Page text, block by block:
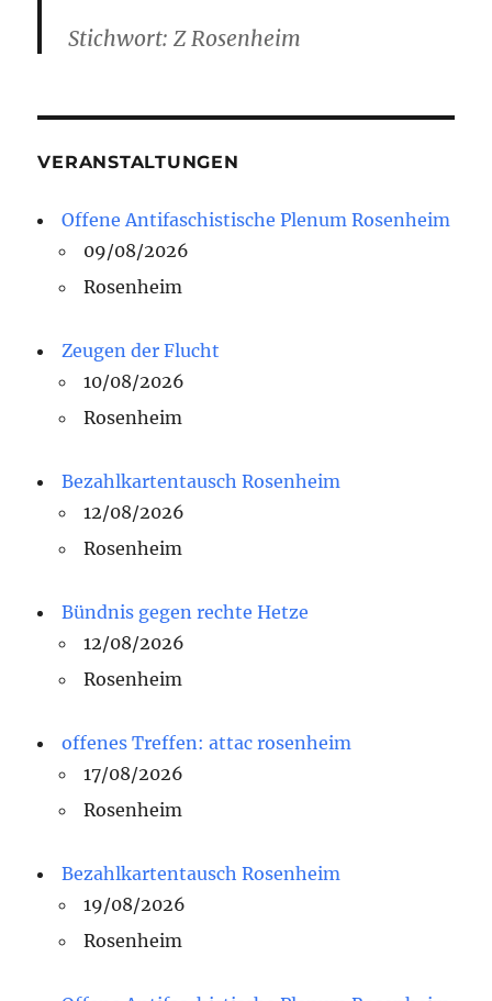
Stichwort: Z Rosenheim
VERANSTALTUNGEN
Offene Antifaschistische Plenum Rosenheim
09/08/2026
Rosenheim
Zeugen der Flucht
10/08/2026
Rosenheim
Bezahlkartentausch Rosenheim
12/08/2026
Rosenheim
Bündnis gegen rechte Hetze
12/08/2026
Rosenheim
offenes Treffen: attac rosenheim
17/08/2026
Rosenheim
Bezahlkartentausch Rosenheim
19/08/2026
Rosenheim